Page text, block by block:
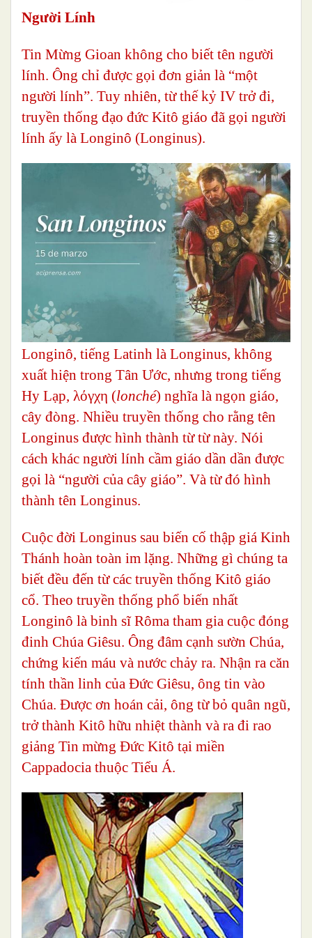
Người Lính
Tin Mừng Gioan không cho biết tên người
lính. Ông chỉ được gọi đơn giản là “một
người lính”. Tuy nhiên, từ thế kỷ IV trở đi,
truyền thống đạo đức Kitô giáo đã gọi người
lính ấy là Longinô (Longinus).
Longinô, tiếng Latinh là Longinus, không
xuất hiện trong Tân Ước, nhưng trong tiếng
Hy Lạp, λόγχη (lonché) nghĩa là ngọn giáo,
cây đòng. Nhiều truyền thống cho rằng tên
Longinus được hình thành từ từ này. Nói
cách khác người lính cầm giáo dần dần được
gọi là “người của cây giáo”. Và từ đó hình
thành tên Longinus.
Cuộc đời Longinus sau biến cố thập giá Kinh
Thánh hoàn toàn im lặng. Những gì chúng ta
biết đều đến từ các truyền thống Kitô giáo
cổ. Theo truyền thống phổ biến nhất
Longinô là binh sĩ Rôma tham gia cuộc đóng
đinh Chúa Giêsu. Ông đâm cạnh sườn Chúa,
chứng kiến máu và nước chảy ra. Nhận ra căn
tính thần linh của Đức Giêsu, ông tin vào
Chúa. Được ơn hoán cải, ông từ bỏ quân ngũ,
trở thành Kitô hữu nhiệt thành và ra đi rao
giảng Tin mừng Đức Kitô tại miền
Cappadocia thuộc Tiểu Á.